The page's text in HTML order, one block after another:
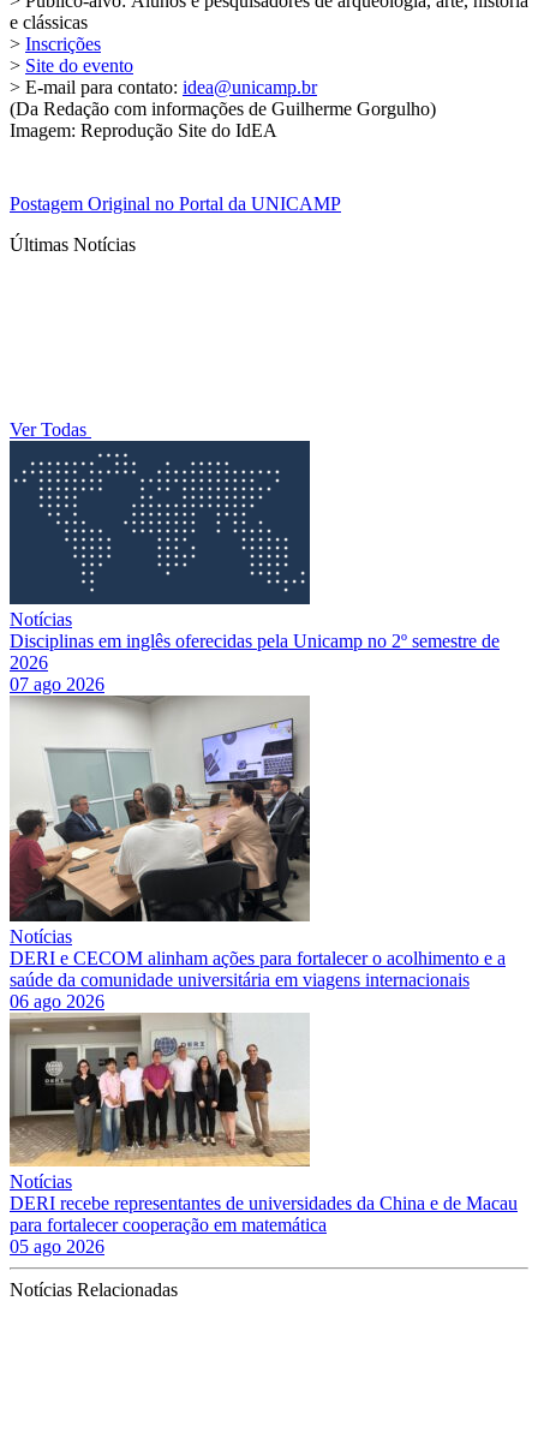
e clássicas
> Inscrições
> Site do evento
> E-mail para contato: idea@unicamp.br
(Da Redação com informações de Guilherme Gorgulho)
Imagem: Reprodução Site do IdEA
Postagem Original no Portal da UNICAMP
Últimas Notícias
Ver Todas
Notícias
Disciplinas em inglês oferecidas pela Unicamp no 2º semestre de
2026
07 ago 2026
Notícias
DERI e CECOM alinham ações para fortalecer o acolhimento e a
saúde da comunidade universitária em viagens internacionais
06 ago 2026
Notícias
DERI recebe representantes de universidades da China e de Macau
para fortalecer cooperação em matemática
05 ago 2026
Notícias Relacionadas